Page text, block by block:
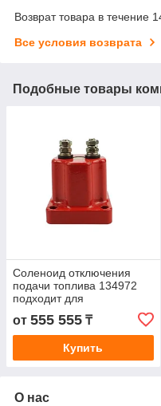
Возврат товара в течение
Все условия возврата
Подобные товары
Соленоид отключения
подачи топлива 134972
подходит для
электромагнитного
клапана постоянного тока
24 В 12 В
от 555 555 ₸
Купить
О нас